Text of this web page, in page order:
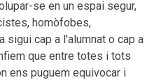
se en un espai segur,
homòfobes,
cap a l'alumnat o cap a
que entre totes i tots
ens puguem equivocar i